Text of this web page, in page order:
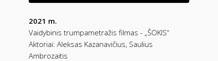
2021 m.
Vaidybinis trumpametražis filmas - „ŠOKIS“
Aktoriai: Aleksas Kazanavičius, Saulius
Ambrozaitis